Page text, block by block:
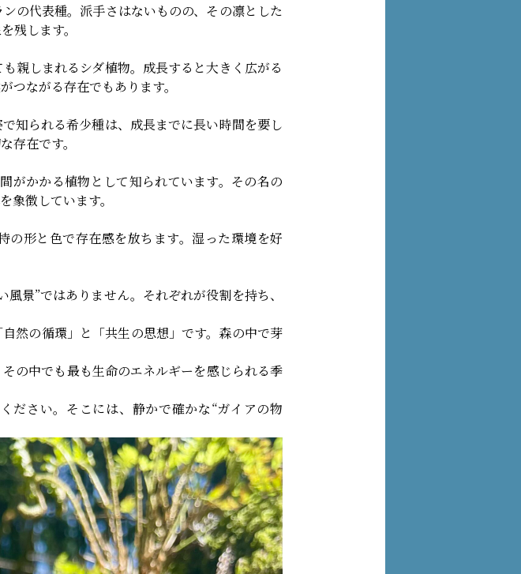
の代表種。派手さはないものの、その凛とした
残します。
親しまれるシダ植物。成長すると大きく広がる
つながる存在でもあります。
知られる希少種は、成長までに長い時間を要し
存在です。
がかかる植物として知られています。その名の
象徴しています。
の形と色で存在感を放ちます。湿った環境を好
景”ではありません。それぞれが役割を持ち、
然の循環」と「共生の思想」です。森の中で芽
の中でも最も生命のエネルギーを感じられる季
ださい。そこには、静かで確かな“ガイアの物